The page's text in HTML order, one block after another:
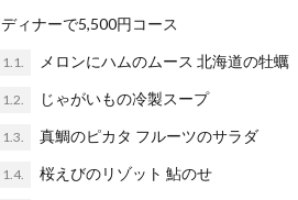
ディナーで5,500円コース
1.1. メロンにハムのムース 北海道の牡蠣
1.2. じゃがいもの冷製スープ
1.3. 真鯛のピカタ フルーツのサラダ
1.4. 桜えびのリゾット 鮎のせ